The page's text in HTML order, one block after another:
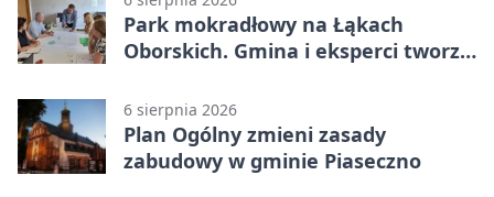
Park mokradłowy na Łąkach
Oborskich. Gmina i eksperci tworzą
6 sierpnia 2026
Plan Ogólny zmieni zasady
zabudowy w gminie Piaseczno